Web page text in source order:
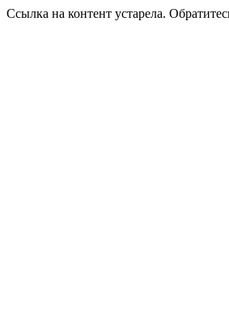
Ссылка на контент устарела.